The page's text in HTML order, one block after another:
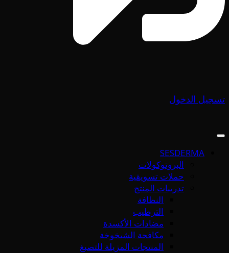
تسجيل الدخول
SESDERMA
البروتوكولات
حملات تسويقية
تدريبات المنتج
النظافة
الترطيب
مضادات الأكسدة
مكافحة الشيخوخة
المنتجات المزيلة للتصبغ